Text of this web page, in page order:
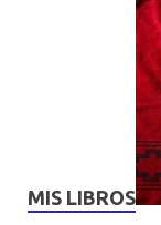
MIS LIBROS